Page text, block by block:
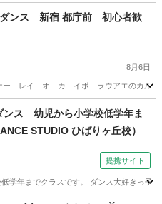
ス クラス
ンス 新宿 都庁前 初心者歓
8月6日
レイ オ カ イポ ラウアエのカルチャ
ス クラス
ンス 幼児から小学校低学年ま
STUDIO ひばりヶ丘校）
提携サイト
学年までクラスです。 ダンス大好きっ子